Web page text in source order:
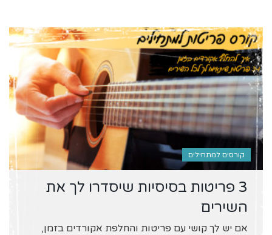
קורסים למתחילים
3 פריטות בסיסיות שיסדרו לך את
השירים
אם יש לך קושי עם פריטות והחלפת אקורדים בזמן,